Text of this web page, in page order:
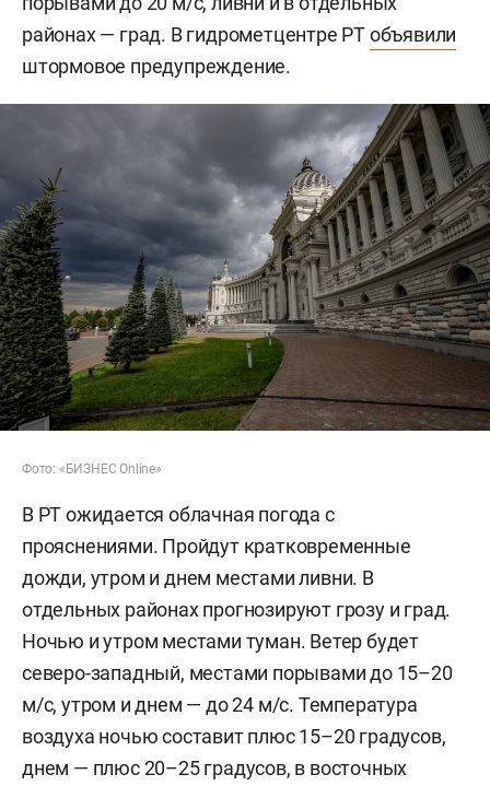
районах — град. В гидрометцентре РТобъявили
штормовое предупреждение.
Фото: «БИЗНЕС Online»
В РТ ожидается облачная погода с
прояснениями. Пройдут кратковременные
дожди, утром и днем местами ливни. В
отдельных районах прогнозируют грозу и град.
Ночью и утром местами туман. Ветер будет
северо-западный, местами порывами до 15–20
м/c, утром и днем — до 24 м/с. Температура
воздуха ночью составит плюс 15–20 градусов,
днем — плюс 20–25 градусов, в восточных